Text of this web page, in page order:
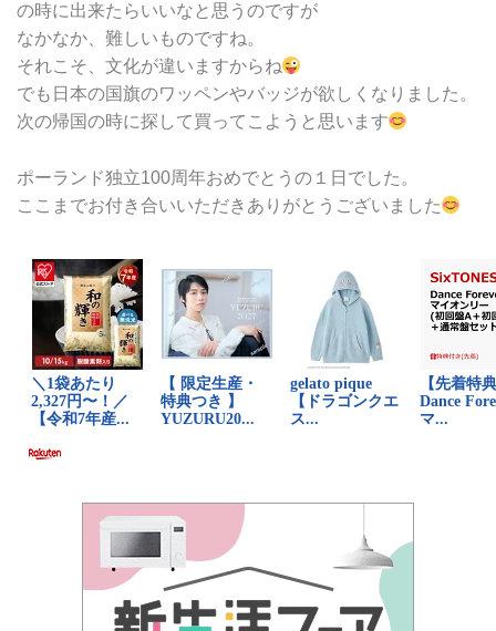
の時に出来たらいいなと思うのですが
なかなか、難しいものですね。
それこそ、文化が違いますからね
でも日本の国旗のワッペンやバッジが欲しくなりました。
次の帰国の時に探して買ってこようと思います
ポーランド独立100周年おめでとうの１日でした。
ここまでお付き合いいただきありがとうございました